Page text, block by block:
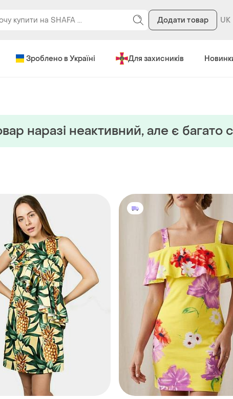
Додати товар
Зроблено в Україні Для захисників
наразi неактивний, але є багато